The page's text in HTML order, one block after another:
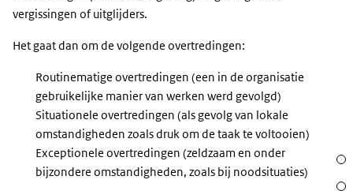
vergissingen of uitglijders.
Het gaat dan om de volgende overtredingen:
Routinematige overtredingen (een in de organisatie
gebruikelijke manier van werken werd gevolgd)
Situationele overtredingen (als gevolg van lokale
omstandigheden zoals druk om de taak te voltooien)
Exceptionele overtredingen (zeldzaam en onder
bijzondere omstandigheden, zoals bij noodsituaties)